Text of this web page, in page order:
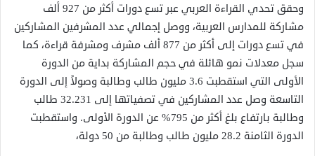
وحقق تحدي القراءة العربي عبر تسع دورات أكثر من 927 ألف
مشاركة للمدارس العربية، ووصل إجمالي عدد المشرفين المشاركين
في تسع دورات إلى أكثر من 877 ألف مشرف ومشرفة قراءة، كما
سجل معدلات نمو هائلة في حجم المشاركة بداية من الدورة
الأولى التي استقطبت 3.6 مليون طالب وطالبة وصولاً إلى الدورة
التاسعة وصل عدد المشاركين في تصفياتها إلى 32.231 طالب
وطالبة بارتفاع بلغ أكثر من 795% عن الدورة الأولى. واستقطبت
الدورة الثامنة 28.2 مليون طالب وطالبة من 50 دولة،